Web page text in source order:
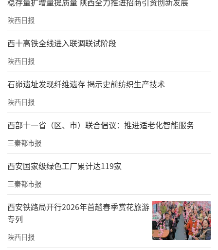
陕西日报
西十高铁全线进入联调联试阶段
陕西日报
石峁遗址发现纤维遗存 揭示史前纺织生产技术
陕西日报
西部十一省（区、市）联合倡议：推进适老化智能服务
三秦都市报
西安国家级绿色工厂累计达119家
三秦都市报
西安铁路局开行2026年首趟春季赏花旅游
专列
陕西日报